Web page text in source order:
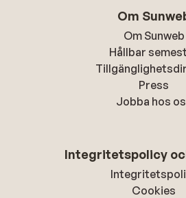
Om
Om Sunweb
Hållbar
Press
Jobba hos
Integritetspolicy
Cookies